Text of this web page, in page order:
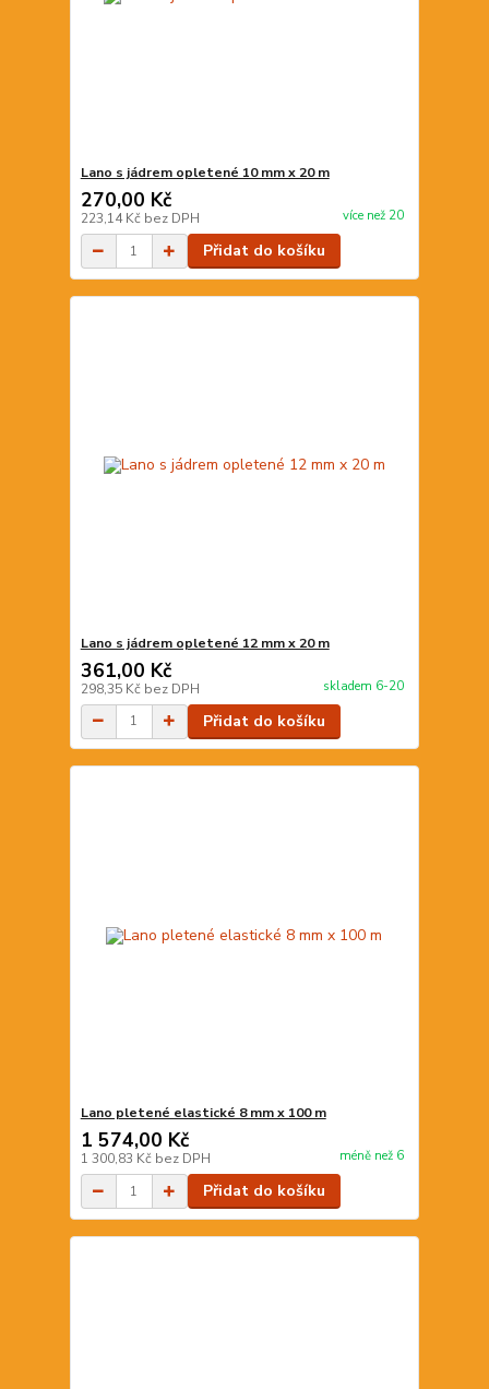
Lano s jádrem opletené 10 mm x 20 m
270,00 Kč
223,14 Kč bez DPH více než 20
Přidat do košíku
Lano s jádrem opletené 12 mm x 20 m
361,00 Kč
298,35 Kč bez DPH skladem 6-20
Přidat do košíku
Lano pletené elastické 8 mm x 100 m
1 574,00 Kč
1 300,83 Kč bez DPH méně než 6
Přidat do košíku